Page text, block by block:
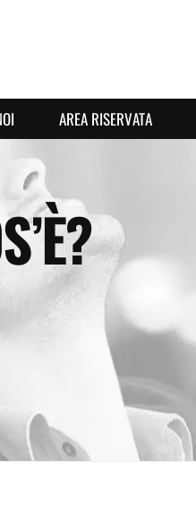
AREA RISERVATA